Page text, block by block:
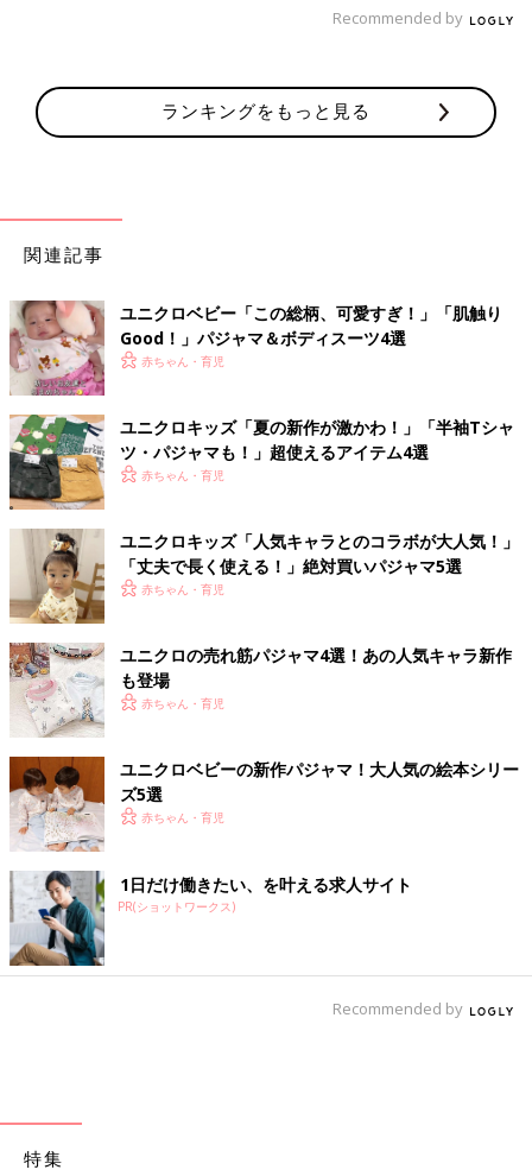
Recommended by
ランキングをもっと見る
関連記事
ユニクロベビー「この総柄、可愛すぎ！」「肌触り
Good！」パジャマ＆ボディスーツ4選
赤ちゃん・育児
ユニクロキッズ「夏の新作が激かわ！」「半袖Tシャ
ツ・パジャマも！」超使えるアイテム4選
赤ちゃん・育児
ユニクロキッズ「人気キャラとのコラボが大人気！」
「丈夫で長く使える！」絶対買いパジャマ5選
赤ちゃん・育児
ユニクロの売れ筋パジャマ4選！あの人気キャラ新作
も登場
赤ちゃん・育児
ユニクロベビーの新作パジャマ！大人気の絵本シリー
ズ5選
赤ちゃん・育児
1日だけ働きたい、を叶える求人サイト
PR(ショットワークス)
Recommended by
特集